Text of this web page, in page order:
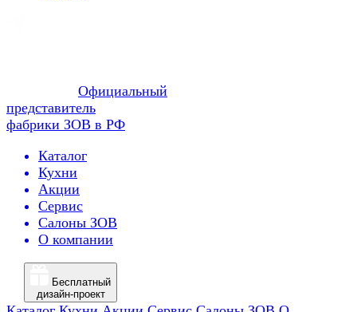
Официальный
представитель
фабрики ЗОВ в РФ
Каталог
Кухни
Акции
Сервис
Салоны ЗОВ
О компании
Бесплатный
дизайн-проект